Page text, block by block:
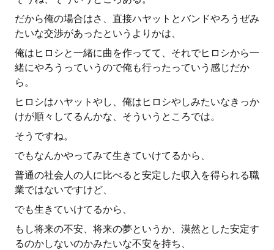
だから俺の場合はさ、直接ハヤットとバンドやろうぜみ
たいな交渉があったというよりかは、
俺はヒロシと一緒に曲を作ってて、それでヒロシから一
緒にやろうっていうので俺も行ったっていう感じだか
ら。
ヒロシはハヤットやし、俺はヒロシやしみたいなきっか
けが順々してるんかな、そういうところでは。
そうですね。
でもなんかやってみて生きていけてるから、
普通の社会人の人に比べると安定した収入を得られる職
業ではないですけど、
でも生きていけてるから、
もし将来の不安、将来の夢というか、漠然とした安定す
るのかしないのかみたいな不安を持ち、